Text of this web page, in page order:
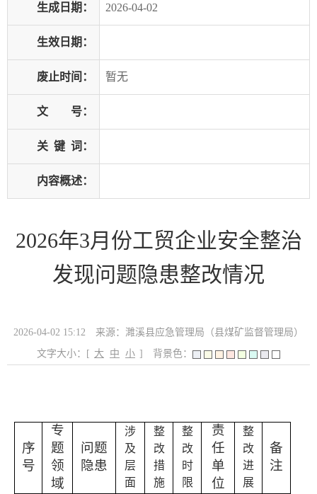
生成日期： 2026-04-02
生效日期：
废止时间： 暂无
文 号：
关 键 词：
内容概述：
2026年3月份工贸企业安全整治
发现问题隐患整改情况
2026-04-02 15:12
来源：濉溪县应急管理局（县煤矿监督管理局）
文字大小：[ 大 中 小 ] 背景色：
序
号
专
题
领
域
问题
隐患
涉
及
层
面
整
改
措
施
整
改
时
限
责
任
单
位
整
改
进
展
备
注